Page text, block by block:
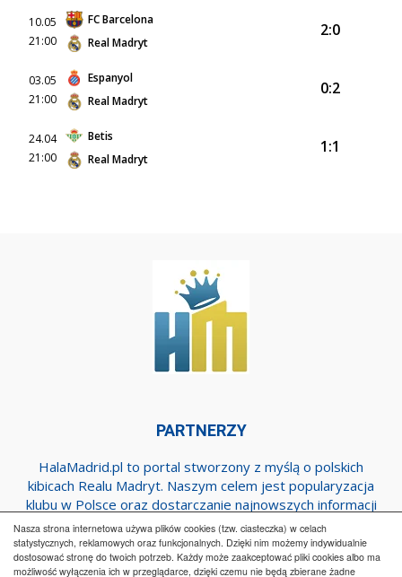
Nasza strona internetowa używa plików cookies (tzw. ciasteczka) w celach
statystycznych, reklamowych oraz funkcjonalnych. Dzięki nim możemy indywidualnie
dostosować stronę do twoich potrzeb. Każdy może zaakceptować pliki cookies albo ma
możliwość wyłączenia ich w przeglądarce, dzięki czemu nie będą zbierane żadne
10.05
21:00
FC Barcelona
Real Madryt
2:0
03.05
21:00
Espanyol
Real Madryt
0:2
24.04
21:00
Betis
Real Madryt
1:1
PARTNERZY
HalaMadrid.pl to portal stworzony z myślą o polskich
kibicach Realu Madryt. Naszym celem jest popularyzacja
klubu w Polsce oraz dostarczanie najnowszych informacji
dotyczących zespołu z Estadio Santiago Bernabeu.
Regulamin Współpraca Reklama Polityka prywatności